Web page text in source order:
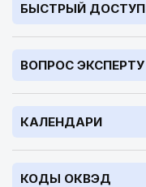
БЫСТРЫЙ ДОСТУП
ВОПРОС ЭКСПЕРТУ
КАЛЕНДАРИ
КОДЫ ОКВЭД